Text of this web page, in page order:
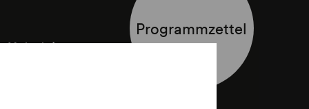
Heinrich
Programmzettel